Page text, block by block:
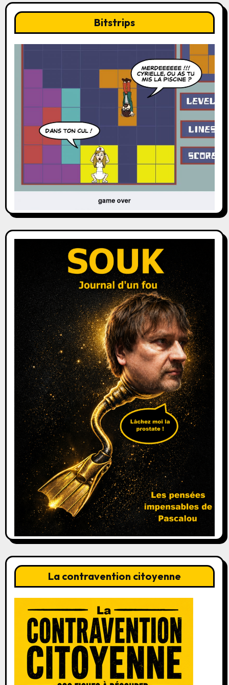
Bitstrips
La contravention citoyenne